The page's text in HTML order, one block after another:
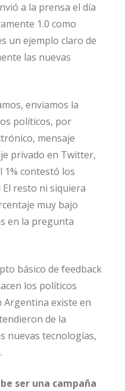
a la prensa el día
1.0 como
un ejemplo claro de
las nuevas
enviamos la
políticos, por
mensaje
privado en Twitter,
1% contestó los
El resto ni siquiera
muy bajo
en la pregunta
básico de feedback
los políticos
Argentina existe en
de la
nuevas tecnologías,
ser una campaña